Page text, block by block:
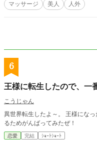
マッサージ
美人 人外
6
王様に転生したので、一
こうじゃん
異世界転生したよ～。 王様にな
るためがんばってみたぜ！
恋愛 完結 ｼｮｰﾄｼｮｰﾄ